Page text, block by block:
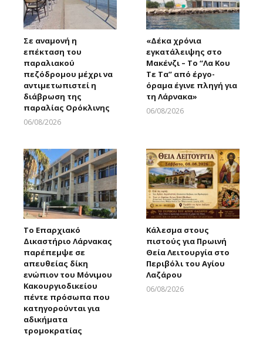
Σε αναμονή η
επέκταση του
παραλιακού
πεζόδρομου μέχρι να
αντιμετωπιστεί η
διάβρωση της
παραλίας Ορόκλινης
06/08/2026
«Δέκα χρόνια
εγκατάλειψης στο
Μακένζι – Το “Λα Κου
Τε Τα” από έργο-
όραμα έγινε πληγή για
τη Λάρνακα»
06/08/2026
Το Επαρχιακό
Δικαστήριο Λάρνακας
παρέπεμψε σε
απευθείας δίκη
ενώπιον του Μόνιμου
Κακουργιοδικείου
πέντε πρόσωπα που
κατηγορούνται για
αδικήματα
τρομοκρατίας
Κάλεσμα στους
πιστούς για Πρωινή
Θεία Λειτουργία στο
Περιβόλι του Αγίου
Λαζάρου
06/08/2026